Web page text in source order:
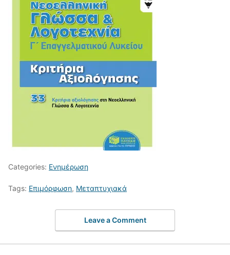
Categories: Ενημέρωση
Tags: Επιμόρφωση, Μεταπτυχιακά
Leave a Comment